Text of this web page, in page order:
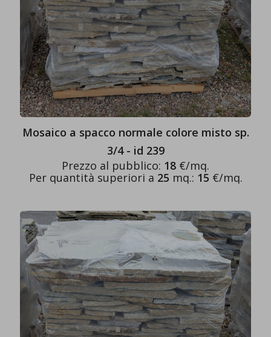
Mosaico a spacco normale colore misto sp.
3/4 - id 239
Prezzo al pubblico: 18 €/mq.
Per quantità superiori a 25 mq.: 15 €/mq.